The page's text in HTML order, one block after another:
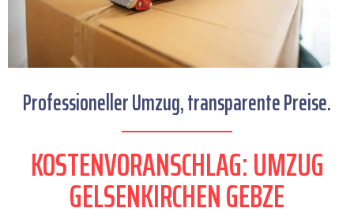
Professioneller Umzug, transparente Preise.
KOSTENVORANSCHLAG: UMZUG
GELSENKIRCHEN GEBZE